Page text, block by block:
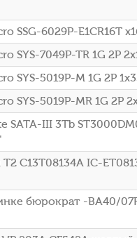
SSG-6029P-E1CR16T
SYS-7049P-TR 1G 2P
SYS-5019P-M 1G 2P
SYS-5019P-MR 1G 2P
SATA-III 3Tb
C13T08134A IC-
бюрократ -BA40/